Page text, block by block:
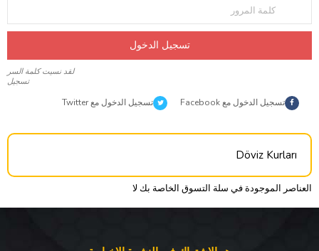
كلمة المرور
تسجيل الدخول
لقد نسيت كلمة السر
تسجيل
تسجيل الدخول مع Facebook تسجيل الدخول مع Twitter
Döviz Kurları
العناصر الموجودة في سلة التسوق الخاصة بك لا